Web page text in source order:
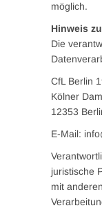
möglich.
Hinweis
Die
CfL Berlin
Kölner
12353
E-Mail:
juristische
mit